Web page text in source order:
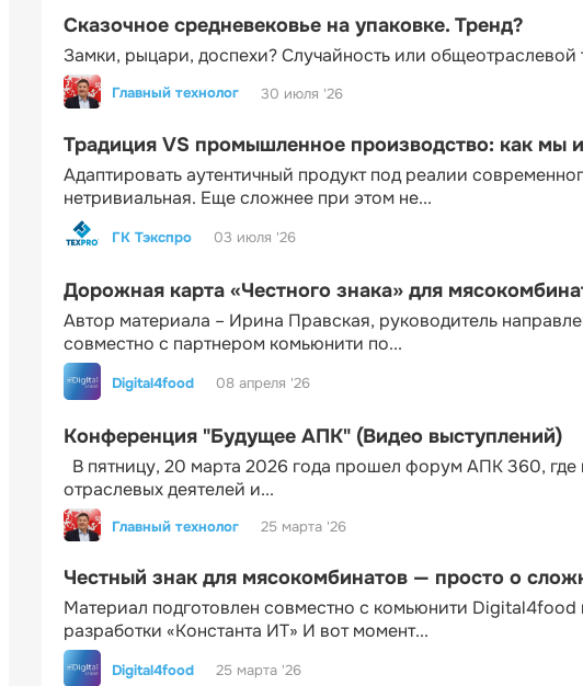
Сказочное средневековье на упаковке. Тренд?
Замки, рыцари, доспехи? Случайность или общеотраслевой
Главный технолог 30 июля '26
Традиция VS промышленное производство: как мы
Адаптировать аутентичный продукт под реалии
нетривиальная. Еще сложнее при этом не...
ГК Тэкспро 03 июля '26
Дорожная карта «Честного знака» для
Автор материала – Ирина Правская, руководитель
совместно с партнером комьюнити по...
Digital4food 08 апреля '26
Конференция "Будущее АПК" (Видео выступлений)
В пятницу, 20 марта 2026 года прошел форум АПК 360,
отраслевых деятелей и...
Главный технолог 25 марта '26
Честный знак для мясокомбинатов — просто о
Материал подготовлен совместно с комьюнити
разработки «Константа ИТ» И вот момент...
Digital4food 25 марта '26